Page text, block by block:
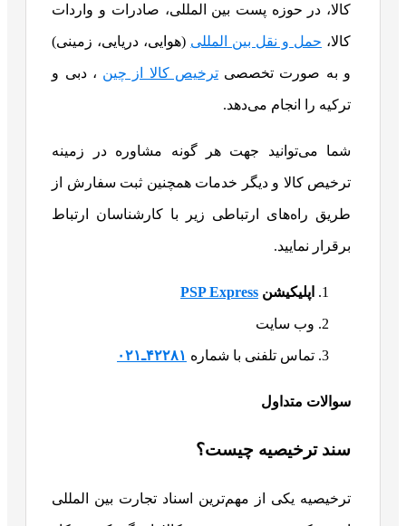
کالا، در حوزه پست بین المللی، صادرات و واردات
کالا، حمل‌ و نقل بین المللی (هوایی، دریایی، زمینی)
و به صورت تخصصیترخیص کالا از چین ، دبی و
ترکیه را انجام می‌دهد.
شما می‌توانید جهت هر گونه مشاوره در زمینه
ترخیص کالا و دیگر خدمات همچنین ثبت سفارش از
طریق راه‌های ارتباطی زیر با کارشناسان ارتباط
برقرار نمایید.
اپلیکیشن PSP Express
وب سایت
تماس تلفنی با شماره ۴۲۲۸۱ـ۰۲۱
سوالات متداول
سند ترخیصیه چیست؟
ترخیصیه یکی از مهم‌ترین اسناد تجارت بین المللی